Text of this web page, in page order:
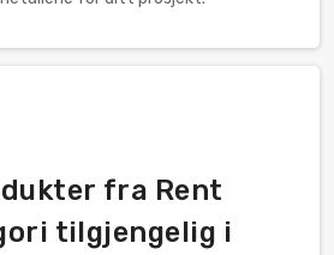
fra Rent
tilgjengelig i